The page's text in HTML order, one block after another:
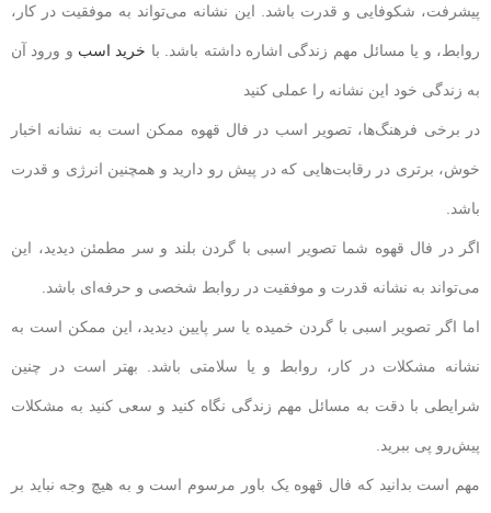
پیشرفت، شکوفایی و قدرت باشد. این نشانه می‌تواند به موفقیت در کار،
روابط، و یا مسائل مهم زندگی اشاره داشته باشد. با خرید اسب و ورود آن
به زندگی خود این نشانه را عملی کنید
در برخی فرهنگ‌ها، تصویر اسب در فال قهوه ممکن است به نشانه اخبار
خوش، برتری در رقابت‌هایی که در پیش رو دارید و همچنین انرژی و قدرت
باشد.
اگر در فال قهوه شما تصویر اسبی با گردن بلند و سر مطمئن دیدید، این
می‌تواند به نشانه قدرت و موفقیت در روابط شخصی و حرفه‌ای باشد.
اما اگر تصویر اسبی با گردن خمیده یا سر پایین دیدید، این ممکن است به
نشانه مشکلات در کار، روابط و یا سلامتی باشد. بهتر است در چنین
شرایطی با دقت به مسائل مهم زندگی نگاه کنید و سعی کنید به مشکلات
پیش‌رو پی ببرید.
مهم است بدانید که فال قهوه یک باور مرسوم است و به هیچ وجه نباید بر